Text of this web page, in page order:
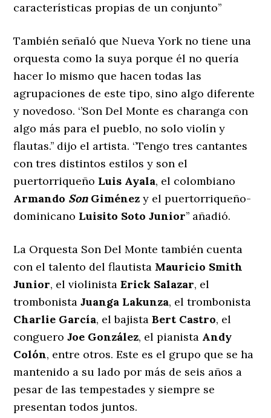
características propias de un conjunto’’
También señaló que Nueva York no tiene una
orquesta como la suya porque él no quería
hacer lo mismo que hacen todas las
agrupaciones de este tipo, sino algo diferente
y novedoso. ‘’Son Del Monte es charanga con
algo más para el pueblo, no solo violín y
flautas.’’ dijo el artista. ‘’Tengo tres cantantes
con tres distintos estilos y son el
puertorriqueño Luis Ayala, el colombiano
Armando SonGiménez y el puertorriqueño-
dominicano Luisito Soto Junior’’ añadió.
La Orquesta Son Del Monte también cuenta
con el talento del flautista Mauricio Smith
Junior, el violinista Erick Salazar, el
trombonistaJuanga Lakunza, el trombonista
Charlie García, el bajistaBert Castro, el
congueroJoe González, el pianista Andy
Colón, entre otros. Este es el grupo que se ha
mantenido a su lado por más de seis años a
pesar de las tempestades y siempre se
presentan todos juntos.